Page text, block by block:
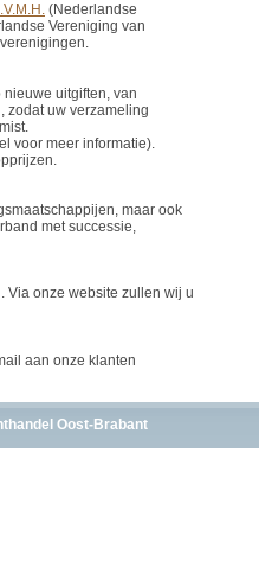
(Nederlandse
Vereniging van
uitgiften, van
zodat uw verzameling
voor meer informatie).
maar ook
met successie,
Via onze website zullen wij u
aan onze klanten
Oost-Brabant